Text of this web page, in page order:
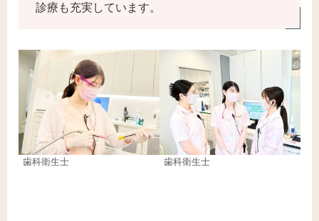
診療も充実しています。
歯科衛生士 歯科衛生士